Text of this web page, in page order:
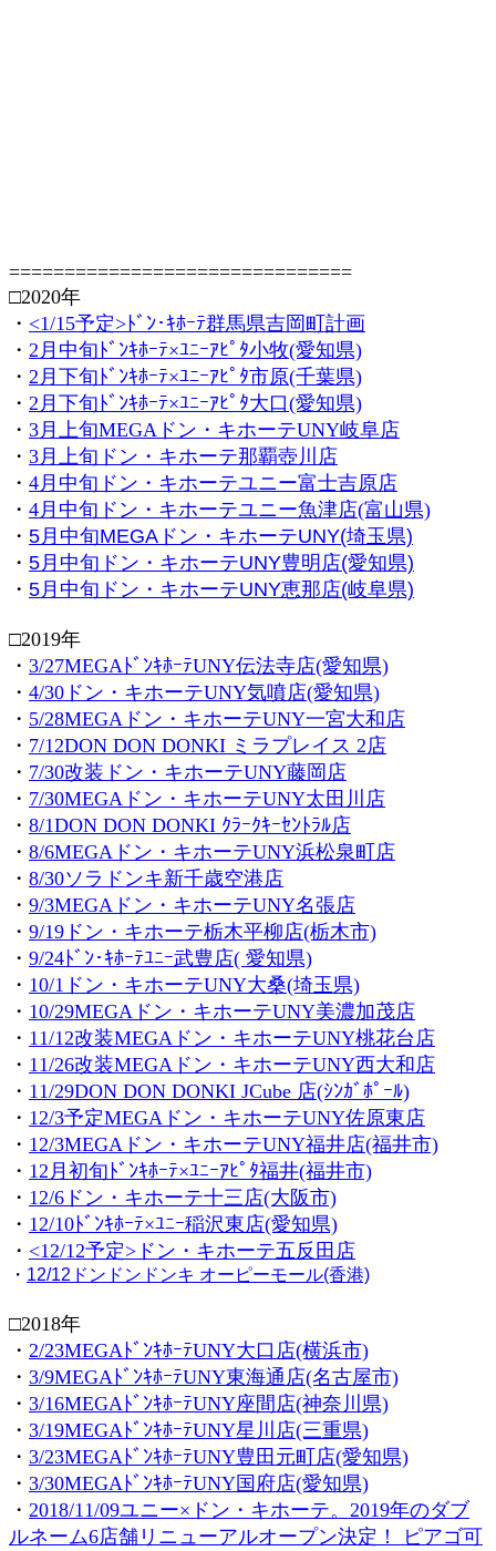
===============================
□2020年
・ <1/15予定>ﾄﾞﾝ･ｷﾎｰﾃ群馬県吉岡町計画
・ 2月中旬ﾄﾞﾝｷﾎｰﾃ×ﾕﾆｰｱﾋﾟﾀ小牧(愛知県)
・ 2月下旬ﾄﾞﾝｷﾎｰﾃ×ﾕﾆｰｱﾋﾟﾀ市原(千葉県)
・ 2月下旬ﾄﾞﾝｷﾎｰﾃ×ﾕﾆｰｱﾋﾟﾀ大口(愛知県)
・ 3月上旬MEGAドン・キホーテUNY岐阜店
・ 3月上旬ドン・キホーテ那覇壺川店
・ 4月中旬ドン・キホーテユニー富士吉原店
・ 4月中旬ドン・キホーテユニー魚津店(富山県)
・ 5月中旬MEGAドン・キホーテUNY(埼玉県)
・ 5月中旬ドン・キホーテUNY豊明店(愛知県)
・ 5月中旬ドン・キホーテUNY恵那店(岐阜県)
□2019年
・ 3/27MEGAﾄﾞﾝｷﾎｰﾃUNY伝法寺店(愛知県)
・ 4/30ドン・キホーテUNY気噴店(愛知県)
・ 5/28MEGAドン・キホーテUNY一宮大和店
・ 7/12DON DON DONKI ミラプレイス 2店
・ 7/30改装ドン・キホーテUNY藤岡店
・ 7/30MEGAドン・キホーテUNY太田川店
・ 8/1DON DON DONKI ｸﾗｰｸｷｰｾﾝﾄﾗﾙ店
・ 8/6MEGAドン・キホーテUNY浜松泉町店
・ 8/30ソラドンキ新千歳空港店
・ 9/3MEGAドン・キホーテUNY名張店
・ 9/19ドン・キホーテ栃木平柳店(栃木市)
・ 9/24ﾄﾞﾝ･ｷﾎｰﾃﾕﾆｰ武豊店( 愛知県)
・ 10/1ドン・キホーテUNY大桑(埼玉県)
・ 10/29MEGAドン・キホーテUNY美濃加茂店
・ 11/12改装MEGAドン・キホーテUNY桃花台店
・ 11/26改装MEGAドン・キホーテUNY西大和店
・ 11/29DON DON DONKI JCube 店(ｼﾝｶﾞﾎﾟｰﾙ)
・ 12/3予定MEGAドン・キホーテUNY佐原東店
・ 12/3MEGAドン・キホーテUNY福井店(福井市)
・ 12月初旬ﾄﾞﾝｷﾎｰﾃ×ﾕﾆｰｱﾋﾟﾀ福井(福井市)
・ 12/6ドン・キホーテ十三店(大阪市)
・ 12/10ﾄﾞﾝｷﾎｰﾃ×ﾕﾆｰ稲沢東店(愛知県)
・ <12/12予定>ドン・キホーテ五反田店
・ 12/12ドンドンドンキ オーピーモール(香港)
□2018年
・ 2/23MEGAﾄﾞﾝｷﾎｰﾃUNY大口店(横浜市)
・ 3/9MEGAﾄﾞﾝｷﾎｰﾃUNY東海通店(名古屋市)
・ 3/16MEGAﾄﾞﾝｷﾎｰﾃUNY座間店(神奈川県)
・ 3/19MEGAﾄﾞﾝｷﾎｰﾃUNY星川店(三重県)
・ 3/23MEGAﾄﾞﾝｷﾎｰﾃUNY豊田元町店(愛知県)
・ 3/30MEGAﾄﾞﾝｷﾎｰﾃUNY国府店(愛知県)
・ 2018/11/09ユニー×ドン・キホーテ。2019年のダブ
ルネーム6店舗リニューアルオープン決定！ ピアゴ可